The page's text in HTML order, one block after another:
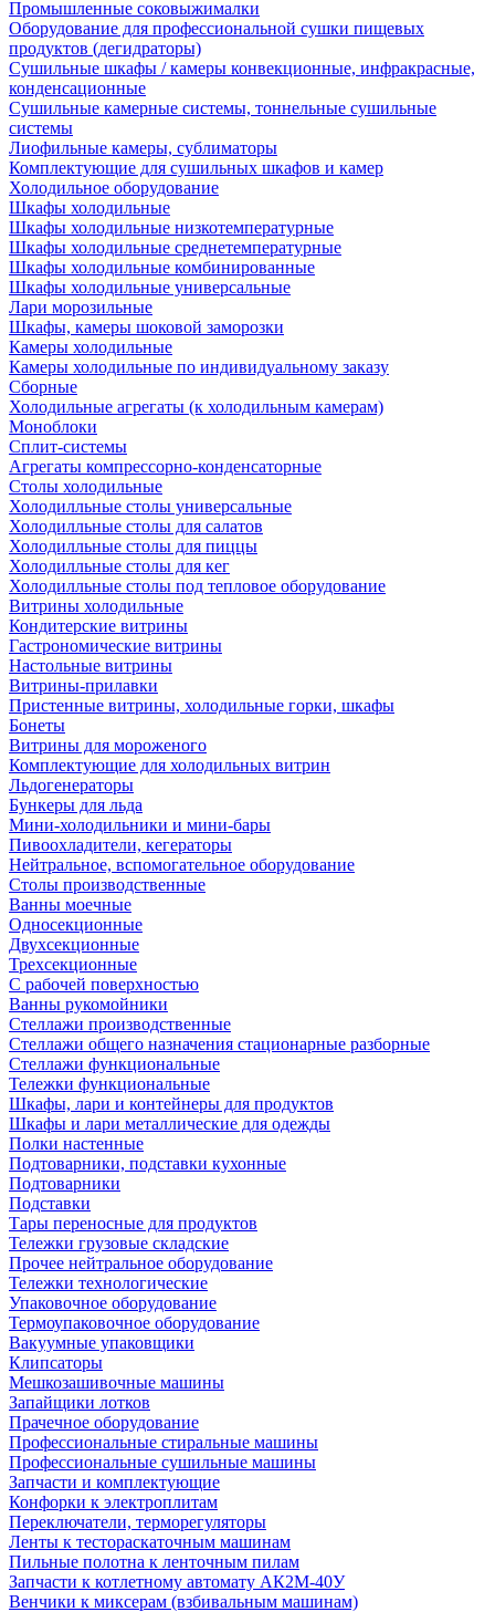
Промышленные соковыжималки
Оборудование для профессиональной сушки пищевых
продуктов (дегидраторы)
Сушильные шкафы / камеры конвекционные, инфракрасные,
конденсационные
Сушильные камерные системы, тоннельные сушильные
системы
Лиофильные камеры, сублиматоры
Комплектующие для сушильных шкафов и камер
Холодильное оборудование
Шкафы холодильные
Шкафы холодильные низкотемпературные
Шкафы холодильные среднетемпературные
Шкафы холодильные комбинированные
Шкафы холодильные универсальные
Лари морозильные
Шкафы, камеры шоковой заморозки
Камеры холодильные
Камеры холодильные по индивидуальному заказу
Сборные
Холодильные агрегаты (к холодильным камерам)
Моноблоки
Сплит-системы
Агрегаты компрессорно-конденсаторные
Столы холодильные
Холодилльные столы универсальные
Холодилльные столы для салатов
Холодилльные столы для пиццы
Холодилльные столы для кег
Холодилльные столы под тепловое оборудование
Витрины холодильные
Кондитерские витрины
Гастрономические витрины
Настольные витрины
Витрины-прилавки
Пристенные витрины, холодильные горки, шкафы
Бонеты
Витрины для мороженого
Комплектующие для холодильных витрин
Льдогенераторы
Бункеры для льда
Мини-холодильники и мини-бары
Пивоохладители, кегераторы
Нейтральное, вспомогательное оборудование
Столы производственные
Ванны моечные
Односекционные
Двухсекционные
Трехсекционные
С рабочей поверхностью
Ванны рукомойники
Стеллажи производственные
Стеллажи общего назначения стационарные разборные
Стеллажи функциональные
Тележки функциональные
Шкафы, лари и контейнеры для продуктов
Шкафы и лари металлические для одежды
Полки настенные
Подтоварники, подставки кухонные
Подтоварники
Подставки
Тары переносные для продуктов
Тележки грузовые складские
Прочее нейтральное оборудование
Тележки технологические
Упаковочное оборудование
Термоупаковочное оборудование
Вакуумные упаковщики
Клипсаторы
Мешкозашивочные машины
Запайщики лотков
Прачечное оборудование
Профессиональные стиральные машины
Профессиональные сушильные машины
Запчасти и комплектующие
Конфорки к электроплитам
Переключатели, терморегуляторы
Ленты к тестораскаточным машинам
Пильные полотна к ленточным пилам
Запчасти к котлетному автомату АК2М-40У
Венчики к миксерам (взбивальным машинам)